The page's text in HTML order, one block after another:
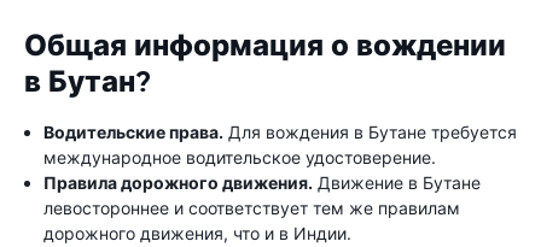
Общая информация о вождении
в Бутан?
Водительские права. Для вождения в Бутане требуется
международное водительское удостоверение.
Правила дорожного движения. Движение в Бутане
левостороннее и соответствует тем же правилам
дорожного движения, что и в Индии.